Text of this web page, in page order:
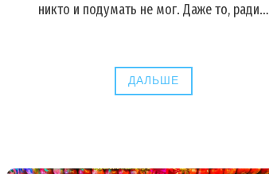
никто и подумать не мог. Даже то, ради…
ДАЛЬШЕ